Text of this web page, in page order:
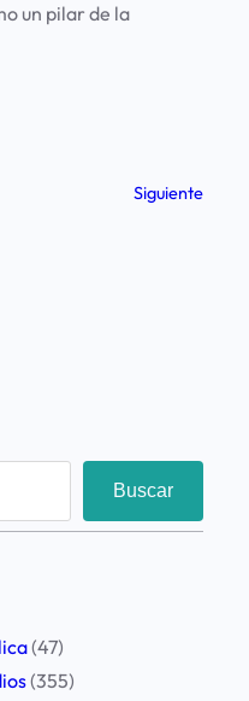
un pilar de la
Siguiente
Buscar
(47)
(355)